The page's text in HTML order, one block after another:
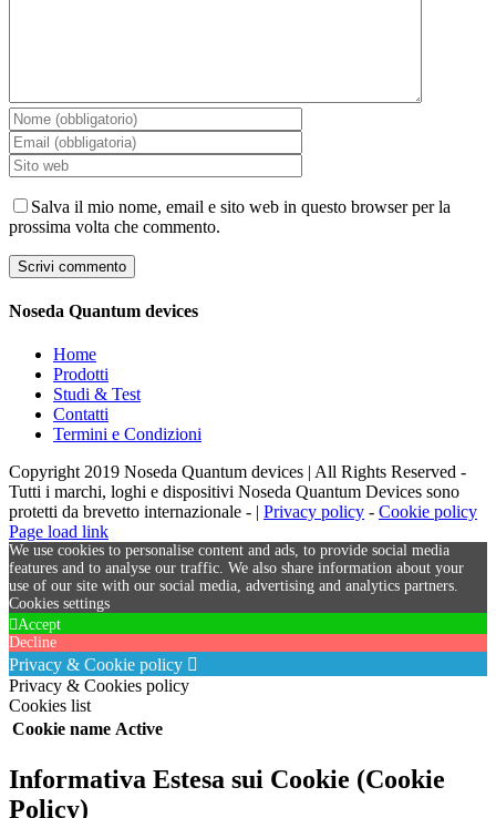
Salva il mio nome, email e sito web in questo browser per la
prossima volta che commento.
Noseda Quantum devices
Home
Prodotti
Studi & Test
Contatti
Termini e Condizioni
Copyright 2019 Noseda Quantum devices | All Rights Reserved -
Tutti i marchi, loghi e dispositivi Noseda Quantum Devices sono
protetti da brevetto internazionale - | Privacy policy - Cookie policy
Page load link
We use cookies to personalise content and ads, to provide social media
features and to analyse our traffic. We also share information about your
use of our site with our social media, advertising and analytics partners.
Cookies settings
Accept
Decline
Privacy & Cookie policy
Privacy & Cookies policy
Cookies list
Cookie name Active
Informativa Estesa sui Cookie (Cookie
Policy)